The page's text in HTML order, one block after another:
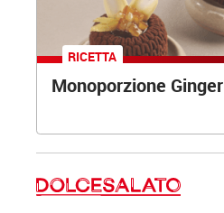
RICETTA
Monoporzione Ginger